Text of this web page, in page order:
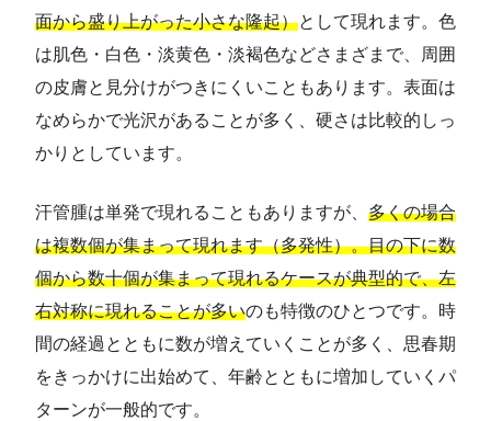
面から盛り上がった小さな隆起）として現れます。色
は肌色・白色・淡黄色・淡褐色などさまざまで、周囲
の皮膚と見分けがつきにくいこともあります。表面は
なめらかで光沢があることが多く、硬さは比較的しっ
かりとしています。
汗管腫は単発で現れることもありますが、 多くの場合
は複数個が集まって現れます（多発性）。目の下に数
個から数十個が集まって現れるケースが典型的で、左
右対称に現れることが多いのも特徴のひとつです。時
間の経過とともに数が増えていくことが多く、思春期
をきっかけに出始めて、年齢とともに増加していくパ
ターンが一般的です。